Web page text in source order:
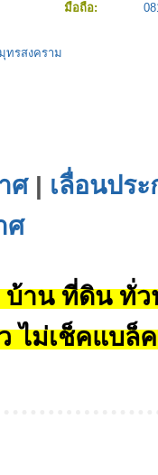
มือถือ:
ทรสงคราม
ศ| เลื่อนปร
ศ
าน ที่ดิน ทั่ว
ไม่เช็คแบล็